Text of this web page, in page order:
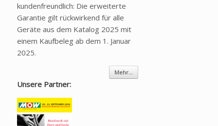
kundenfreundlich: Die erweiterte
Garantie gilt rückwirkend für alle
Geräte aus dem Katalog 2025 mit
einem Kaufbeleg ab dem 1. Januar
2025.
Mehr...
Unsere Partner: